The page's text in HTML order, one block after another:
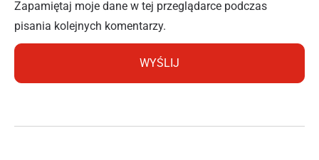
Zapamiętaj moje dane w tej przeglądarce podczas
pisania kolejnych komentarzy.